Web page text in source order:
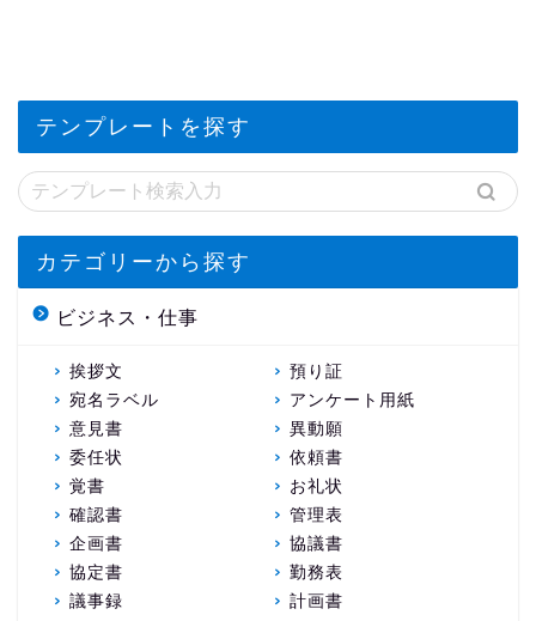
テンプレートを探す
カテゴリーから探す
ビジネス・仕事
挨拶文
預り証
宛名ラベル
アンケート用紙
意見書
異動願
委任状
依頼書
覚書
お礼状
確認書
管理表
企画書
協議書
協定書
勤務表
議事録
計画書